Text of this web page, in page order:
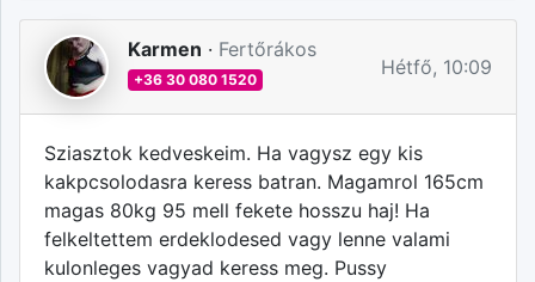
Karmen · Fertőrákos
+36 30 080 1520
Hétfő, 10:09
Sziasztok kedveskeim. Ha vagysz egy kis
kakpcsolodasra keress batran. Magamrol 165cm
magas 80kg 95 mell fekete hosszu haj! Ha
felkeltettem erdeklodesed vagy lenne valami
kulonleges vagyad keress meg. Pussy